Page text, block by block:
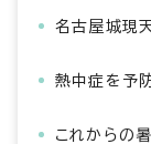
名古屋城現
熱中症を予
これからの